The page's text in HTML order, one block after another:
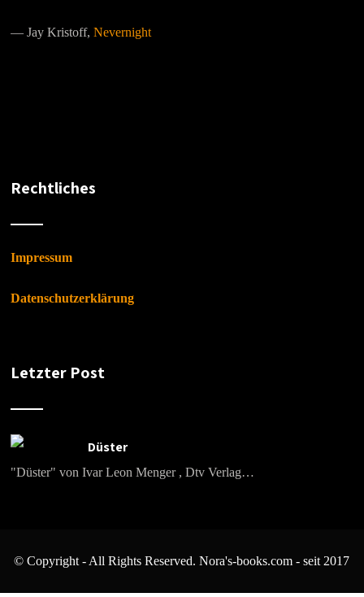
―Jay Kristoff,Nevernight
Rechtliches
Impressum
Datenschutzerklärung
Letzter Post
Düster
"Düster" von Ivar Leon Menger , Dtv Verlag…
© Copyright - All Rights Reserved. Nora's-books.com - seit 2017